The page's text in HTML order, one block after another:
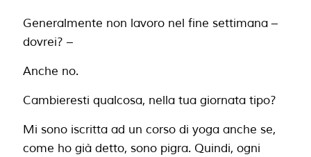
Generalmente non lavoro nel fine settimana –
dovrei? –
Anche no.
Cambieresti qualcosa, nella tua giornata tipo?
Mi sono iscritta ad un corso di yoga anche se,
come ho già detto, sono pigra. Quindi, ogni